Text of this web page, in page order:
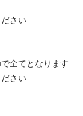
さい
全てとなります
さい